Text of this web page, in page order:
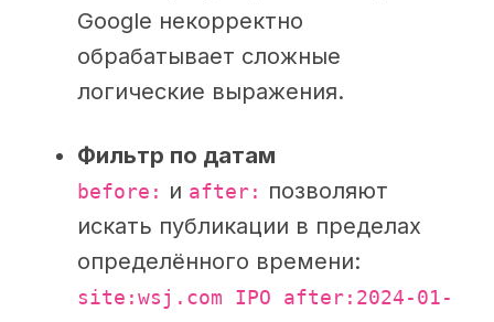
Google некорректно
обрабатывает сложные
логические выражения.
Фильтр по датам
before: и after: позволяют
искать публикации в пределах
определённого времени:
site:wsj.com IPO after:2024-01-